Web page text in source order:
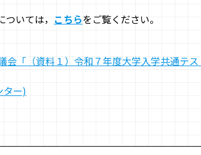
いては， こちらをご覧ください。
会「（資料１）令和７年度大学入学共通テ
ター)